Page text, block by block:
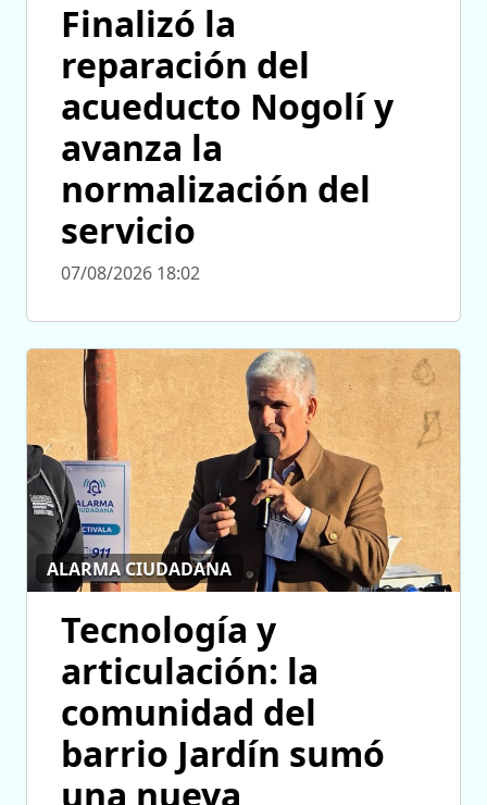
Finalizó la
reparación del
acueducto Nogolí y
avanza la
normalización del
servicio
07/08/2026 18:02
ALARMA CIUDADANA
Tecnología y
articulación: la
comunidad del
barrio Jardín sumó
una nueva